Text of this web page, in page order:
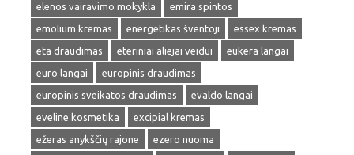
elenos vairavimo mokykla
emira spintos
emolium kremas
energetikas šventoji
essex kremas
eta draudimas
eteriniai aliejai veidui
eukera langai
euro langai
europinis draudimas
europinis sveikatos draudimas
evaldo langai
eveline kosmetika
excipial kremas
ežeras anykščių rajone
ezero nuoma